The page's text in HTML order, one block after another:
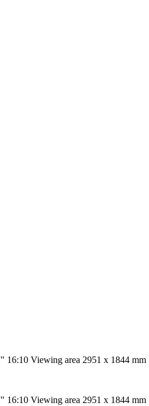
16:10 Viewing area 2951 x 1844 mm
16:10 Viewing area 2951 x 1844 mm